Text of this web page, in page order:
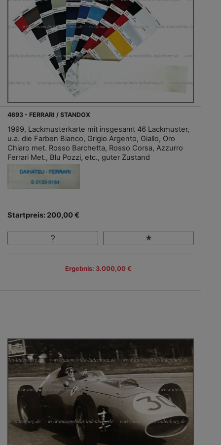
4693 - FERRARI / STANDOX
1999, Lackmusterkarte mit insgesamt 46 Lackmuster,
u.a. die Farben Bianco, Grigio Argento, Giallo, Oro
Chiaro met. Rosso Barchetta, Rosso Corsa, Azzurro
Ferrari Met., Blu Pozzi, etc., guter Zustand
Startpreis: 200,00 €
Ergebnis: 3.000,00 €